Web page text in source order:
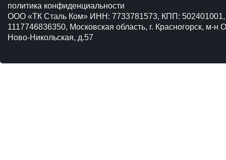
политика конфиденциальности
ООО «ТК Сталь Ком» ИНН: 7733781573, КПП:
1117746836350, Московская область, г. Красногорск, м-н
Ново-Никольская, д.57